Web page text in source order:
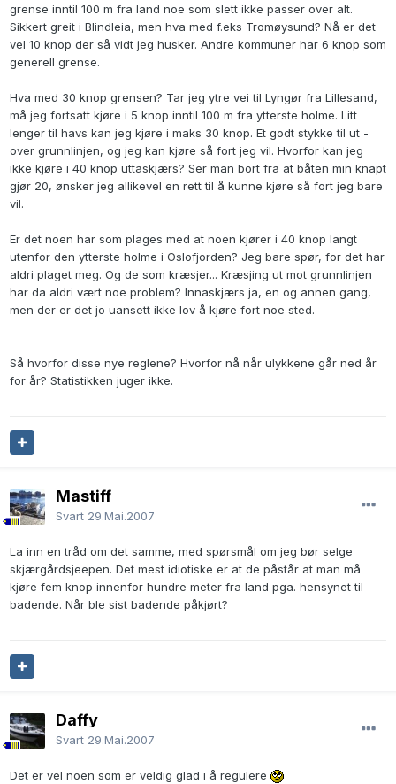
grense inntil 100 m fra land noe som slett ikke passer over alt.
Sikkert greit i Blindleia, men hva med f.eks Tromøysund? Nå er det
vel 10 knop der så vidt jeg husker. Andre kommuner har 6 knop som
generell grense.
Hva med 30 knop grensen? Tar jeg ytre vei til Lyngør fra Lillesand,
må jeg fortsatt kjøre i 5 knop inntil 100 m fra ytterste holme. Litt
lenger til havs kan jeg kjøre i maks 30 knop. Et godt stykke til ut -
over grunnlinjen, og jeg kan kjøre så fort jeg vil. Hvorfor kan jeg
ikke kjøre i 40 knop uttaskjærs? Ser man bort fra at båten min knapt
gjør 20, ønsker jeg allikevel en rett til å kunne kjøre så fort jeg bare
vil.
Er det noen har som plages med at noen kjører i 40 knop langt
utenfor den ytterste holme i Oslofjorden? Jeg bare spør, for det har
aldri plaget meg. Og de som kræsjer... Kræsjing ut mot grunnlinjen
har da aldri vært noe problem? Innaskjærs ja, en og annen gang,
men der er det jo uansett ikke lov å kjøre fort noe sted.
Så hvorfor disse nye reglene? Hvorfor nå når ulykkene går ned år
for år? Statistikken juger ikke.
Mastiff
Svart 29.Mai.2007
La inn en tråd om det samme, med spørsmål om jeg bør selge
skjærgårdsjeepen. Det mest idiotiske er at de påstår at man må
kjøre fem knop innenfor hundre meter fra land pga. hensynet til
badende. Når ble sist badende påkjørt?
Daffy
Svart 29.Mai.2007
Det er vel noen som er veldig glad i å regulere